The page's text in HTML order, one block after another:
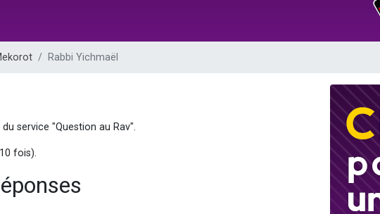
Rabbi Yichmaël
service "Question au Rav".
fois).